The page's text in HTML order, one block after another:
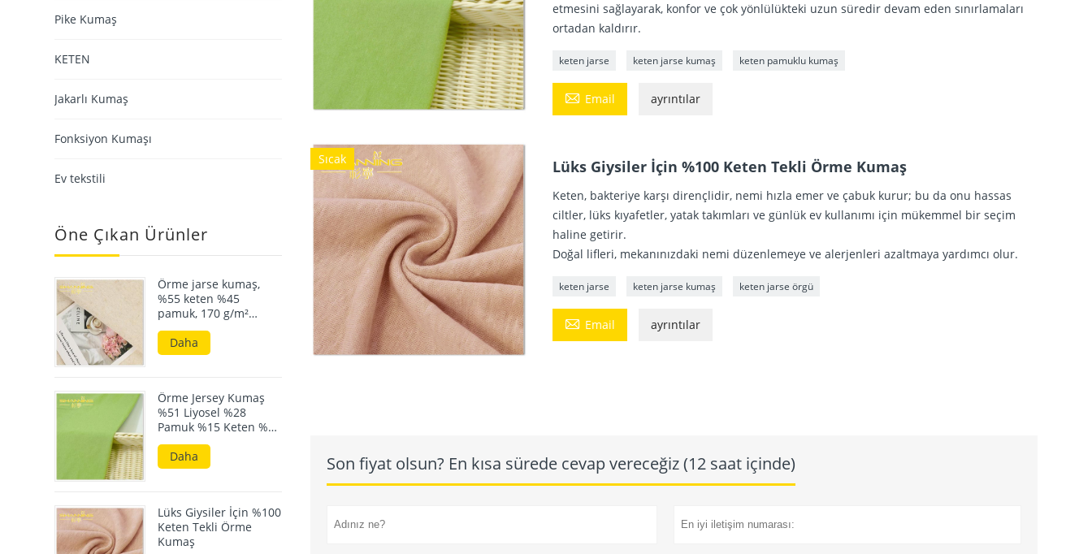
etmesini sağlayarak, konfor ve çok yönlülükteki uzun süredir devam eden sınırlamaları
ortadan kaldırır.
keten jarse keten jarse kumaş keten pamuklu kumaş
 Email ayrıntılar
Sıcak Lüks Giysiler İçin %100 Keten Tekli Örme Kumaş
Keten, bakteriye karşı dirençlidir, nemi hızla emer ve çabuk kurur; bu da onu hassas
ciltler, lüks kıyafetler, yatak takımları ve günlük ev kullanımı için mükemmel bir seçim
haline getirir.
Doğal lifleri, mekanınızdaki nemi düzenlemeye ve alerjenleri azaltmaya yardımcı olur.
keten jarse keten jarse kumaş keten jarse örgü
 Email ayrıntılar
Son fiyat olsun? En kısa sürede cevap vereceğiz (12 saat içinde)
Pike Kumaş
KETEN
Jakarlı Kumaş
Fonksiyon Kumaşı
Ev tekstili
Öne Çıkan Ürünler
Örme jarse kumaş,
%55 keten %45
pamuk, 170 g/m²
karışımlı, yazlık giyim
için ideal kumaş.
Daha
Örme Jersey Kumaş
%51 Liyosel %28
Pamuk %15 Keten %6
Elastan 190 GSM
Daha
Lüks Giysiler İçin %100
Keten Tekli Örme
Kumaş